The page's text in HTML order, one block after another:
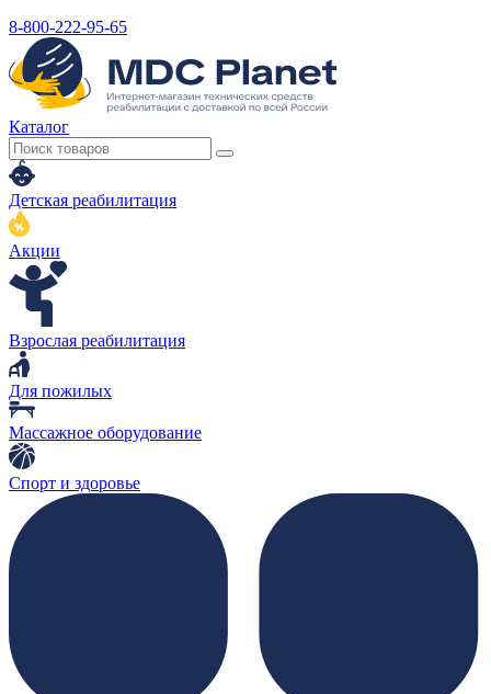
8-800-222-95-65
Каталог
Детская реабилитация
Акции
Взрослая реабилитация
Для пожилых
Массажное оборудование
Спорт и здоровье